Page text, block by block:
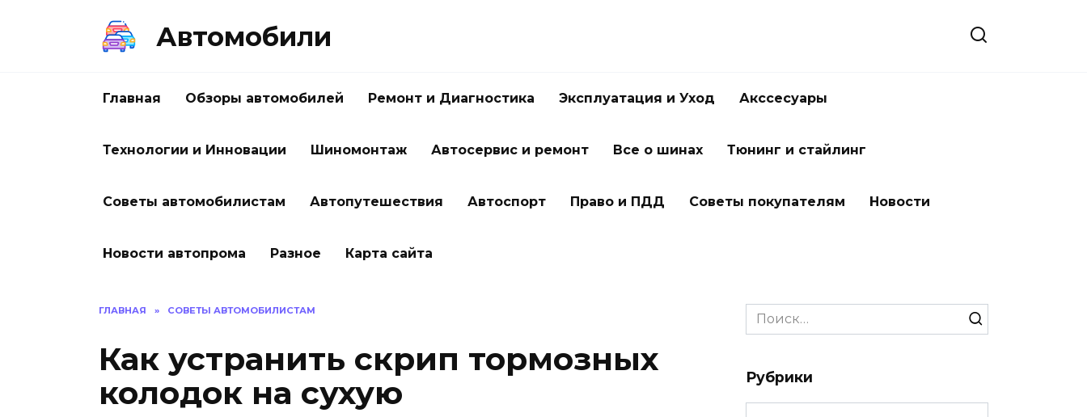
Автомобили
Главная Обзоры автомобилей Ремонт и Диагностика Эксплуатация и Уход Акссесуары
Технологии и Инновации Шиномонтаж Автосервис и ремонт Все о шинах Тюнинг и стайлинг
Советы автомобилистам Автопутешествия Автоспорт Право и ПДД Советы покупателям Новости
Новости автопрома Разное Карта сайта
ГЛАВНАЯ » СОВЕТЫ АВТОМОБИЛИСТАМ
Как устранить скрип тормозных
колодок на сухую
Search
for:
Рубрики